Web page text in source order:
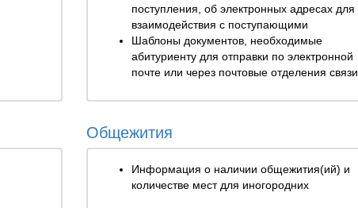
поступления, об электронных адресах для
взаимодействия с поступающими
Шаблоны документов, необходимые
абитуриенту для отправки по электронной
почте или через почтовые отделения связи
Общежития
Информация о наличии общежития(ий) и
количестве мест для иногородних